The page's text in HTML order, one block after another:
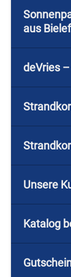
aus
deVries
Unsere
Katalog